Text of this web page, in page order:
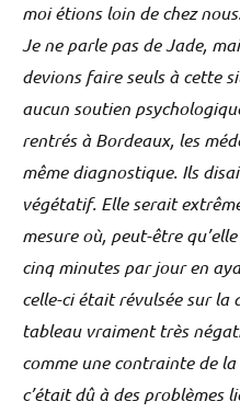
moi étions loin de chez
Je ne parle pas de Jade,
devions faire seuls à cette
aucun soutien
rentrés à Bordeaux, les
même diagnostique. Ils
végétatif. Elle serait
mesure où, peut-être
cinq minutes par jour en
celle-ci était révulsée sur la
tableau vraiment très
comme une contrainte de
c’était dû à des problèmes